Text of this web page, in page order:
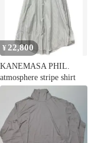
¥ 22,800
KANEMASA PHIL.
atmosphere stripe shirt